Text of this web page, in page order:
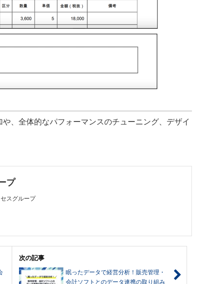
、全体的なパフォーマンスのチューニング、デザイ
プ
スグループ
次の記事
眠ったデータで経営分析！販売管理・
会計ソフトとのデータ連携の取り組み